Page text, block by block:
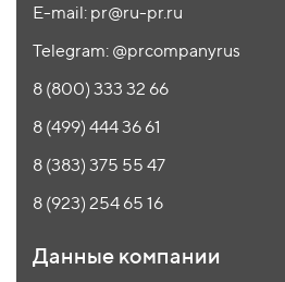
E-mail: pr@ru-pr.ru
Telegram: @prcompanyrus
8 (800) 333 32 66
8 (499) 444 36 61
8 (383) 375 55 47
8 (923) 254 65 16
Данные компании